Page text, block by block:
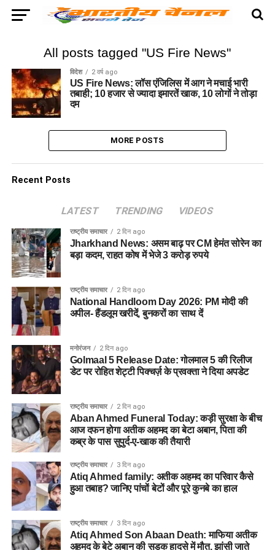
All posts tagged "US Fire News"
विदेश 2 वर्ष ago
US Fire News: लॉस एंजिलिस में आग ने मचाई भारी
तबाही; 10 हजार से ज्यादा इमारतें खाक, 10 लोगों ने तोड़ा
दम
MORE POSTS
Recent Posts
LATEST TRENDING VIDEOS
राष्ट्रीय समाचार 2 दिन ago
Jharkhand News: असम बाढ़ पर CM हेमंत सोरेन का
बड़ा कदम, राहत कोष में भेजे 3 करोड़ रुपये
राष्ट्रीय समाचार 2 दिन ago
National Handloom Day 2026: PM मोदी की
अपील- हैंडलूम खरीदें, बुनकरों का साथ दें
मनोरंजन 2 दिन ago
Golmaal 5 Release Date: गोलमाल 5 की रिलीज
डेट पर रोहित शेट्टी पिक्चर्ज़ के प्रवक्ता ने दिया अपडेट
राष्ट्रीय समाचार 2 दिन ago
Aban Ahmed Funeral Today: कड़ी सुरक्षा के बीच
आज दफन होगा अतीक अहमद का बेटा अबान, पिता की
कब्र के पास सुपुर्द-ए-खाक की तैयारी
राष्ट्रीय समाचार 3 दिन ago
Atiq Ahmed family: अतीक अहमद का परिवार कैसे
हुआ तबाह? जानिए पांचों बेटों और पूरे कुनबे का हाल
राष्ट्रीय समाचार 3 दिन ago
Atiq Ahmed Son Abaan Death: माफिया अतीक
अहमद के बेटे अबान की सड़क हादसे में मौत, झांसी जाते